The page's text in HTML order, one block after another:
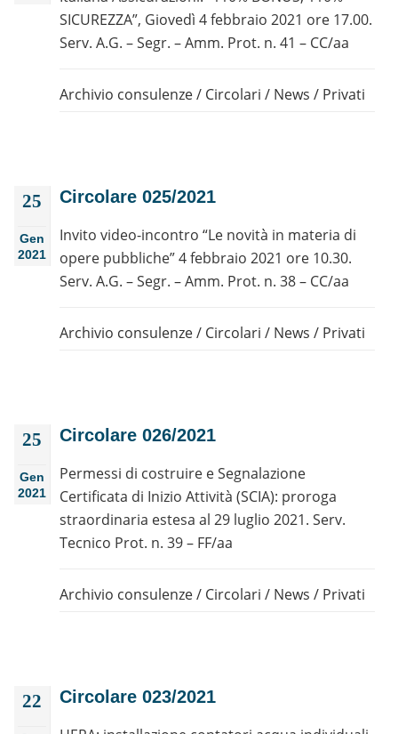
SICUREZZA”, Giovedì 4 febbraio 2021 ore 17.00.
Serv. A.G. – Segr. – Amm. Prot. n. 41 – CC/aa
Archivio consulenze/ Circolari / News / Privati
25
Gen
2021
Circolare 025/2021
Invito video-incontro “Le novità in materia di
opere pubbliche” 4 febbraio 2021 ore 10.30.
Serv. A.G. – Segr. – Amm. Prot. n. 38 – CC/aa
Archivio consulenze/ Circolari / News / Privati
25
Gen
2021
Circolare 026/2021
Permessi di costruire e Segnalazione
Certificata di Inizio Attività (SCIA): proroga
straordinaria estesa al 29 luglio 2021. Serv.
Tecnico Prot. n. 39 – FF/aa
Archivio consulenze/ Circolari / News / Privati
22
Circolare 023/2021